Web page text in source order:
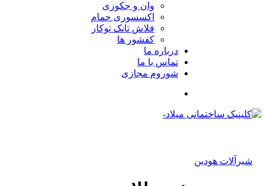
وان و جکوزی
اکسسوری حمام
فلاش تانک توکار
کفشور ها
درباره ما
تماس با ما
شوروم مجازی
شیرآلات هودین